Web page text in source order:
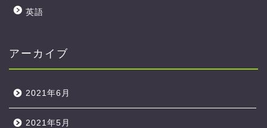
英語
アーカイブ
2021年6月
2021年5月